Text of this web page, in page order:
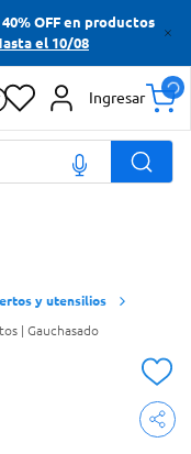
40% OFF en productos
el 10/08
Ingresar
y utensilios
| Gauchasado